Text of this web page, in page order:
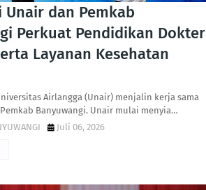
Unair dan Pemkab
Perkuat Pendidikan Dokter
Layanan Kesehatan
Airlangga (Unair) menjalin kerja sama
Banyuwangi. Unair mulai menyia…
Juli 06, 2026